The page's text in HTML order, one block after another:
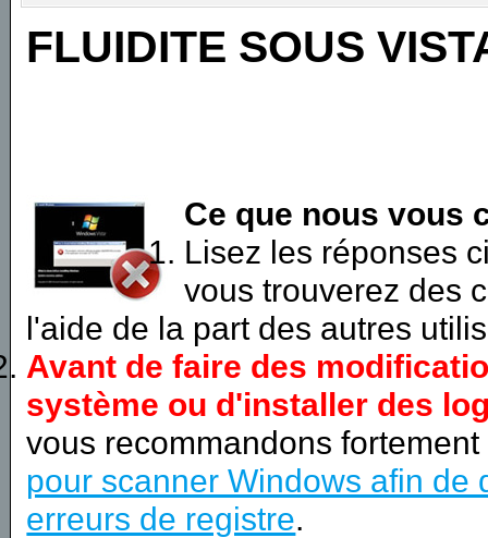
FLUIDITE SOUS
Ce que nous vous
Lisez les réponses
vous trouverez des
l'aide de la part des autres
Avant de faire des
système ou d'installer des
vous recommandons
pour scanner Windows afin de
erreurs de registre.